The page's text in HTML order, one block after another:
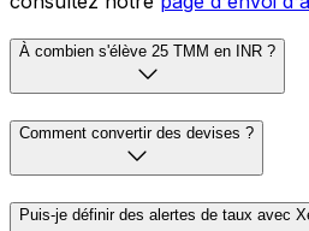
À combien s'élève 25 TMM en INR ?
Comment convertir des devises ?
Puis-je définir des alertes de taux avec